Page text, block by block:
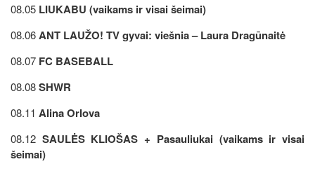
08.05 LIUKABU (vaikams ir visai šeimai)
08.06ANT LAUŽO! TV gyvai: viešnia – Laura Dragūnaitė
08.07 FC BASEBALL
08.08SHWR
08.11 Alina Orlova
08.12 SAULĖS KLIOŠAS + Pasauliukai (vaikams ir visai
šeimai)